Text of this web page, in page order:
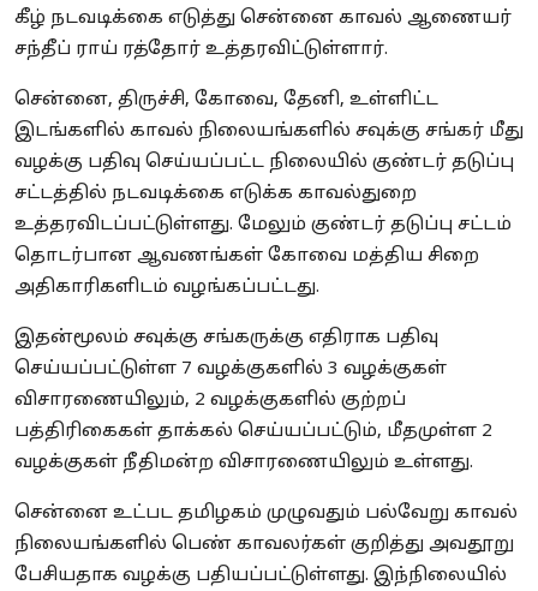
கீழ் நடவடிக்கை எடுத்து சென்னை காவல் ஆணையர்
சந்தீப் ராய் ரத்தோர் உத்தரவிட்டுள்ளார்.
சென்னை, திருச்சி, கோவை, தேனி, உள்ளிட்ட
இடங்களில் காவல் நிலையங்களில் சவுக்கு சங்கர் மீது
வழக்கு பதிவு செய்யப்பட்ட நிலையில் குண்டர் தடுப்பு
சட்டத்தில் நடவடிக்கை எடுக்க காவல்துறை
உத்தரவிடப்பட்டுள்ளது. மேலும் குண்டர் தடுப்பு சட்டம்
தொடர்பான ஆவணங்கள் கோவை மத்திய சிறை
அதிகாரிகளிடம் வழங்கப்பட்டது.
இதன்மூலம் சவுக்கு சங்கருக்கு எதிராக பதிவு
செய்யப்பட்டுள்ள 7 வழக்குகளில் 3 வழக்குகள்
விசாரணையிலும், 2 வழக்குகளில் குற்றப்
பத்திரிகைகள் தாக்கல் செய்யப்பட்டும், மீதமுள்ள 2
வழக்குகள் நீதிமன்ற விசாரணையிலும் உள்ளது.
சென்னை உட்பட தமிழகம் முழுவதும் பல்வேறு காவல்
நிலையங்களில் பெண் காவலர்கள் குறித்து அவதூறு
பேசியதாக வழக்கு பதியப்பட்டுள்ளது. இந்நிலையில்